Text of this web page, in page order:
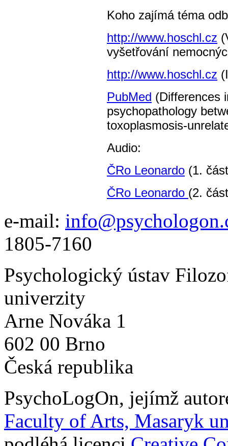
Koho zajímá téma
http://www.hoschl.cz
vyšetřování
http://www.hoschl.cz
PubMed (Differences
psychopathology
toxoplasmosis-
Audio:
ČRo Leonardo (1.
ČRo Leonardo (2.
e-mail:
1805-7160
Psychologický ústav
univerzity
Arne Nováka 1
602 00 Brno
Česká republika
PsychoLogOn, jejímž
Faculty of Arts, Masaryk